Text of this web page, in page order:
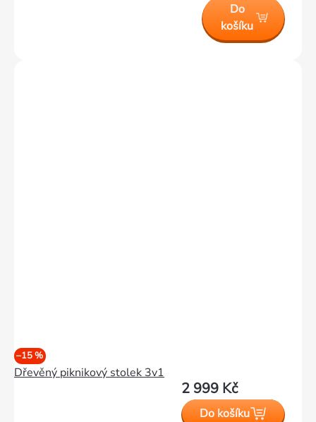
Do
košíku
–15 %
Dřevěný piknikový stolek 3v1
2 999 Kč
Do košíku